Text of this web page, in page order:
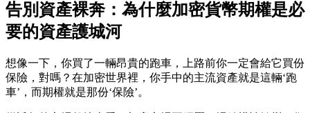
告別資產裸奔：為什麼加密貨幣期權是必
要的資產護城河
想像一下，你買了一輛昂貴的跑車，上路前你一定會給它買份
保險，對嗎？在加密世界裡，你手中的主流資產就是這輛‘跑
車’，而期權就是那份‘保險’。